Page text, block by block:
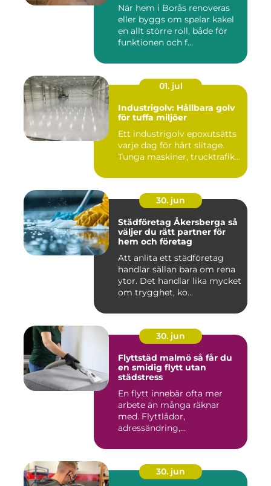
När hem i Borås renoveras
eller byggs om spelar kakel
en allt större roll, både för
funktionen och f...
01. jul
Industrigolv: Hållbara golv
för tuffa miljöer
Ett industrigolv epoxutsätts
varje dag för hårt slitage.
Tunga maskiner, trucktrafik...
30. jun
Städföretag Åkersberga så
väljer du rätt partner för
hem och företag
Att anlita ett städföretag
handlar sällan bara om rena
ytor. Det handlar lika mycket
om trygghet, ko...
30. jun
Flyttstäd malmö så får du
en smidig flytt utan
städstress
En flytt innebär ofta mer
arbete än många räknar
med. Flyttlådor,
adressändring,
30. jun